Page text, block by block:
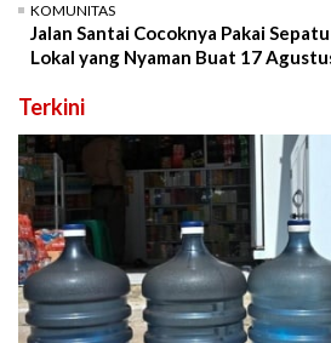
KOMUNITAS
Jalan Santai Cocoknya Pakai
Lokal yang Nyaman Buat 17
Terkini